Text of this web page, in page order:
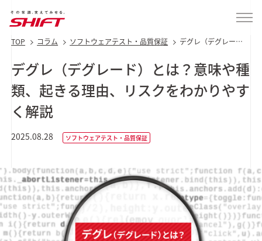
TOP コラム ソフトウェアテスト・品質保証
デグレ（デグレー
スクをわかりやすく
解説
デグレ（デグレード）とは？意味や種
類、起きる理由、リスクをわかりやす
く解説
2025.08.28 ソフトウェアテスト・品質保証